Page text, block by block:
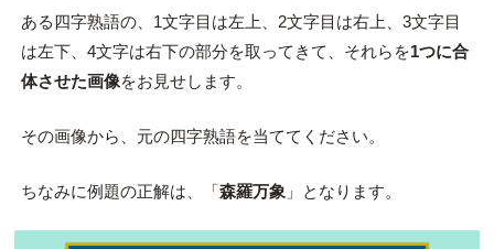
ある四字熟語の、1文字目は左上、2文字目は右上、3文字目
は左下、4文字は右下の部分を取ってきて、それらを1つに合
体させた画像をお見せします。
その画像から、元の四字熟語を当ててください。
ちなみに例題の正解は、「森羅万象 」となります。